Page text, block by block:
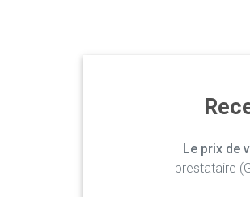
Le prix de
prestataire